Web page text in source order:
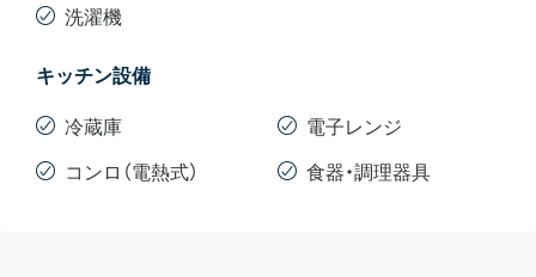
洗濯機
キッチン設備
冷蔵庫
コンロ（電熱式）
電子レンジ
食器・調理器具